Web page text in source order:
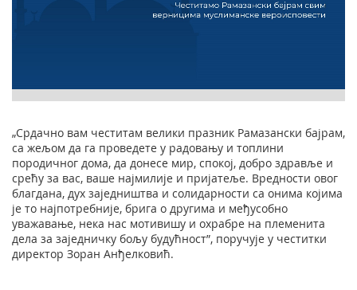
„Срдачно вам честитам велики празник Рамазански бајрам,
са жељом да га проведете у радовању и топлини
породичног дома, да донесе мир, спокој, добро здравље и
срећу за вас, ваше најмилије и пријатеље. Вредности овог
благдана, дух заједништва и солидарности са онима којима
је то најпотребније, брига о другима и међусобно
уважавање, нека нас мотивишу и охрабре на племенита
дела за заједничку бољу будућност”, поручује у честитки
директор Зоран Анђелковић.